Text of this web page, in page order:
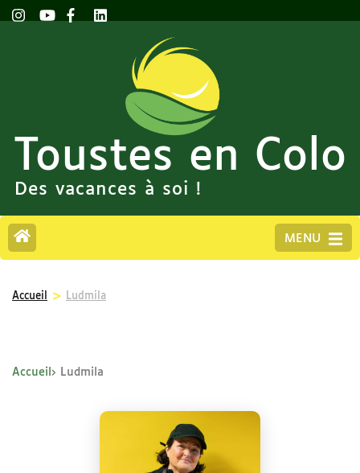
Toustes en Colo
Des vacances à soi !
MENU
Accueil > Ludmila
Accueil Ludmila